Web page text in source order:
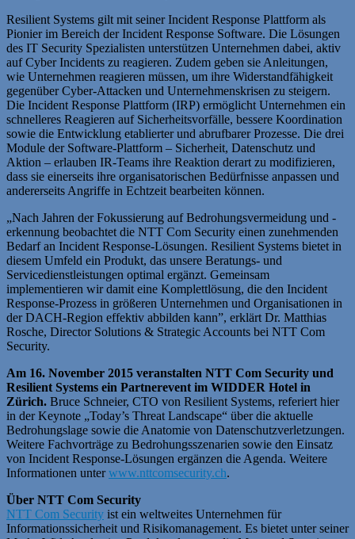
Resilient Systems gilt mit seiner Incident Response Plattform als
Pionier im Bereich der Incident Response Software. Die Lösungen
des IT Security Spezialisten unterstützen Unternehmen dabei, aktiv
auf Cyber Incidents zu reagieren. Zudem geben sie Anleitungen,
wie Unternehmen reagieren müssen, um ihre Widerstandfähigkeit
gegenüber Cyber-Attacken und Unternehmenskrisen zu steigern.
Die Incident Response Plattform (IRP) ermöglicht Unternehmen ein
schnelleres Reagieren auf Sicherheitsvorfälle, bessere Koordination
sowie die Entwicklung etablierter und abrufbarer Prozesse. Die drei
Module der Software-Plattform – Sicherheit, Datenschutz und
Aktion – erlauben IR-Teams ihre Reaktion derart zu modifizieren,
dass sie einerseits ihre organisatorischen Bedürfnisse anpassen und
andererseits Angriffe in Echtzeit bearbeiten können.
„Nach Jahren der Fokussierung auf Bedrohungsvermeidung und -
erkennung beobachtet die NTT Com Security einen zunehmenden
Bedarf an Incident Response-Lösungen. Resilient Systems bietet in
diesem Umfeld ein Produkt, das unsere Beratungs- und
Servicedienstleistungen optimal ergänzt. Gemeinsam
implementieren wir damit eine Komplettlösung, die den Incident
Response-Prozess in größeren Unternehmen und Organisationen in
der DACH-Region effektiv abbilden kann”, erklärt Dr. Matthias
Rosche, Director Solutions & Strategic Accounts bei NTT Com
Security.
Am 16. November 2015 veranstalten NTT Com Security und
Resilient Systems ein Partnerevent im WIDDER Hotel in
Zürich. Bruce Schneier, CTO von Resilient Systems, referiert hier
in der Keynote „Today’s Threat Landscape“ über die aktuelle
Bedrohungslage sowie die Anatomie von Datenschutzverletzungen.
Weitere Fachvorträge zu Bedrohungsszenarien sowie den Einsatz
von Incident Response-Lösungen ergänzen die Agenda. Weitere
Informationen unterwww.nttcomsecurity.ch.
Über NTT Com Security
NTT Com Security ist ein weltweites Unternehmen für
Informationssicherheit und Risikomanagement. Es bietet unter seiner